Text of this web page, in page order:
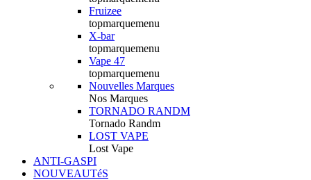
Fruizee
topmarquemenu
X-bar
topmarquemenu
Vape 47
topmarquemenu
Nouvelles Marques
Nos Marques
TORNADO RANDM
Tornado Randm
LOST VAPE
Lost Vape
ANTI-GASPI
NOUVEAUTéS